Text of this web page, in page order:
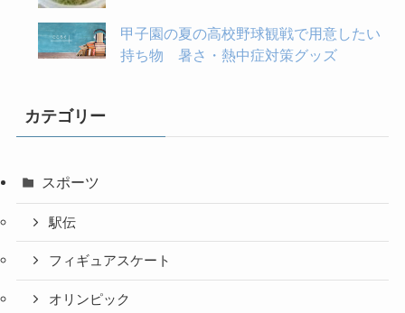
甲子園の夏の高校野球観戦で用意したい
持ち物 暑さ・熱中症対策グッズ
カテゴリー
スポーツ
駅伝
フィギュアスケート
オリンピック